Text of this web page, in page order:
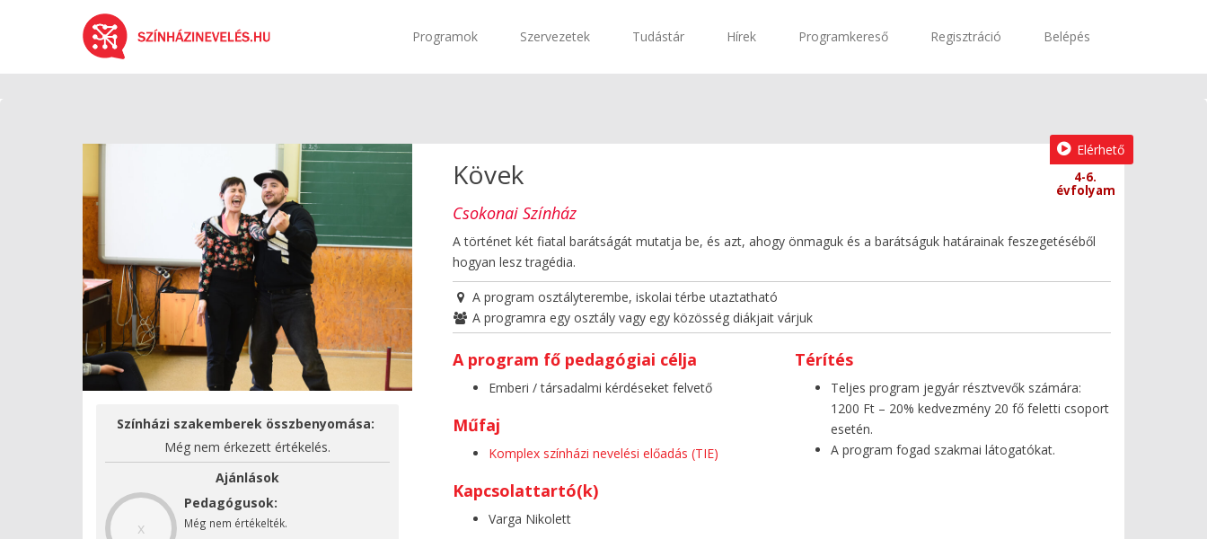
Programok Szervezetek Tudástár Hírek Programkereső Regisztráció Belépés
Színházi szakemberek összbenyomása:
Még nem érkezett értékelés.
Ajánlások
x
Pedagógusok:
Még nem értékelték.
Kövek
Csokonai Színház
A történet két fiatal barátságát mutatja be, és azt, ahogy önmaguk és a barátságuk határainak feszegetéséből
hogyan lesz tragédia.
Elérhető
4-6.
évfolyam
A program osztályterembe, iskolai térbe utaztatható
A programra egy osztály vagy egy közösség diákjait várjuk
A program fő pedagógiai célja
Emberi / társadalmi kérdéseket felvető
Műfaj
Komplex színházi nevelési előadás (TIE)
Kapcsolattartó(k)
Varga Nikolett
Térítés
Teljes program jegyár résztvevők számára:
1200 Ft – 20% kedvezmény 20 fő feletti csoport
esetén.
A program fogad szakmai látogatókat.